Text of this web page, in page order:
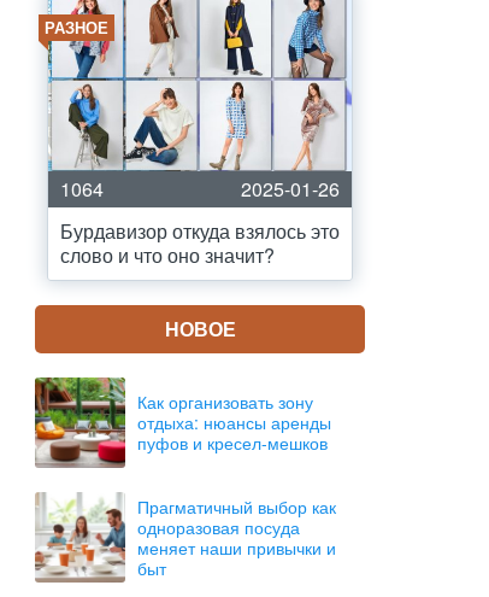
РАЗНОЕ
1064
2025-01-26
Бурдавизор откуда взялось это
слово и что оно значит?
НОВОЕ
Как организовать зону
отдыха: нюансы аренды
пуфов и кресел-мешков
Прагматичный выбор как
одноразовая посуда
меняет наши привычки и
быт